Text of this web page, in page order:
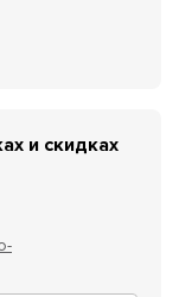
и скидках